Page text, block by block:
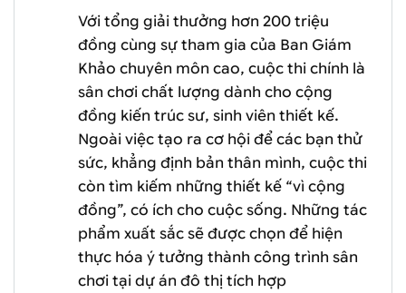
Với tổng giải thưởng hơn 200 triệu
đồng cùng sự tham gia của Ban Giám
Khảo chuyên môn cao, cuộc thi chính là
sân chơi chất lượng dành cho cộng
đồng kiến trúc sư, sinh viên thiết kế.
Ngoài việc tạo ra cơ hội để các bạn thử
sức, khẳng định bản thân mình, cuộc thi
còn tìm kiếm những thiết kế “vì cộng
đồng”, có ích cho cuộc sống. Những tác
phẩm xuất sắc sẽ được chọn để hiện
thực hóa ý tưởng thành công trình sân
chơi tại dự án đô thị tích hợp